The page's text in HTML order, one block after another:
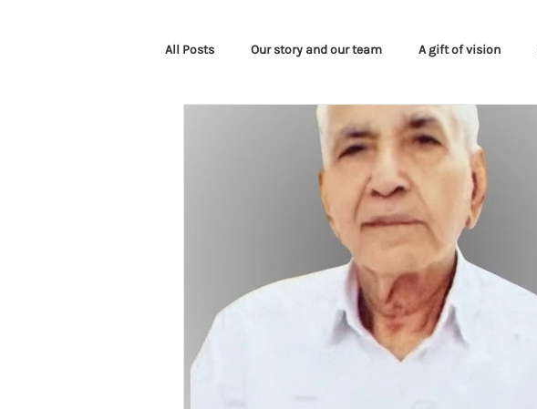
All Posts Our story and our team A gift of vision
Awareness Programs